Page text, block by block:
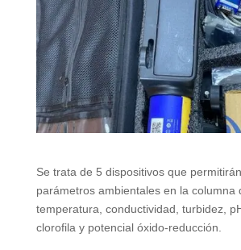
Se trata de 5 dispositivos que
parámetros ambientales en la columna
temperatura, conductividad, turbidez,
clorofila y potencial óxido-reducción.